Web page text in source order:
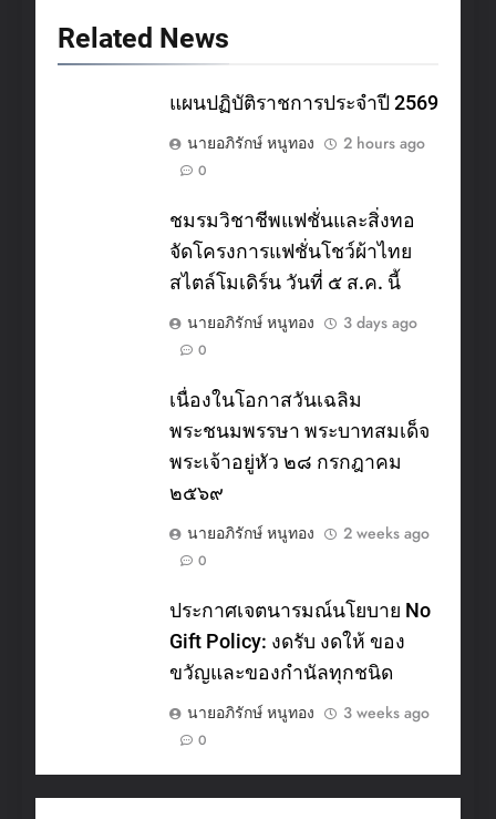
Related News
แผนปฏิบัติราชการประจำปี 2569
นายอภิรักษ์ หนูทอง
2 hours ago
0
ชมรมวิชาชีพแฟชั่นและสิ่งทอ
จัดโครงการแฟชั่นโชว์ผ้าไทย
สไตล์โมเดิร์น วันที่ ๕ ส.ค. นี้
นายอภิรักษ์ หนูทอง
3 days ago
0
เนื่องในโอกาสวันเฉลิม
พระชนมพรรษา พระบาทสมเด็จ
พระเจ้าอยู่หัว ๒๘ กรกฎาคม
๒๕๖๙
นายอภิรักษ์ หนูทอง
2 weeks ago
0
ประกาศเจตนารมณ์นโยบาย No
Gift Policy: งดรับ งดให้ ของ
ขวัญและของกำนัลทุกชนิด
นายอภิรักษ์ หนูทอง
3 weeks ago
0